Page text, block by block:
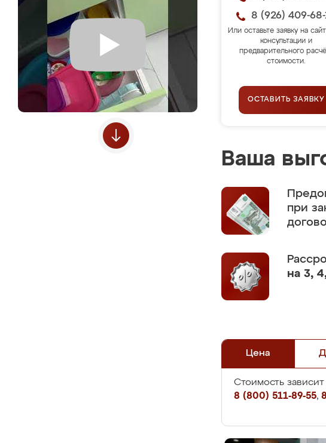
8 (926) 409-68-
Или оставьте заявку на
консультации и
предварительного
стоимости.
ОСТАВИТЬ ЗАЯВКУ
Ваша
при
на 3,
Цена
Стоимость зависит
8 (800) 511-89-55,